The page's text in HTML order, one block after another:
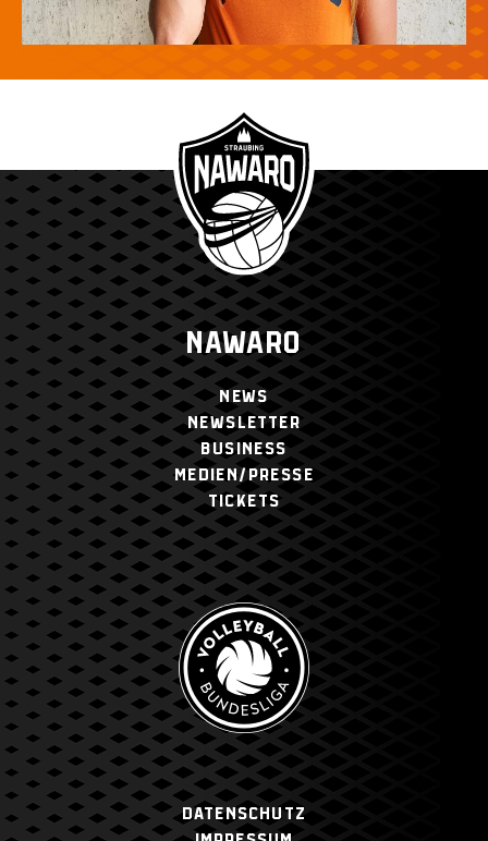
NAWARO
NEWS
NEWSLETTER
BUSINESS
MEDIEN/PRESSE
TICKETS
Datenschutz